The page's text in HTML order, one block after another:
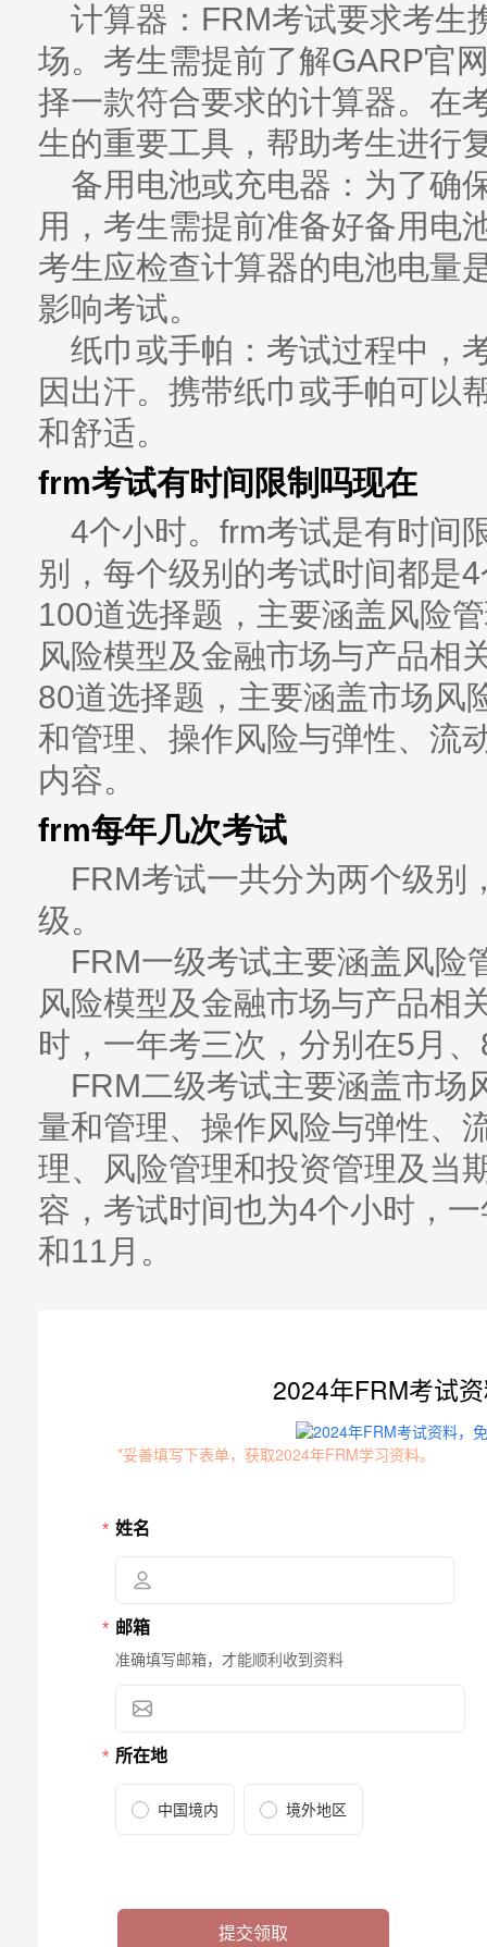
计算器：FRM考试要求考生
场。考生需提前了解GARP官
择一款符合要求的计算器。在
生的重要工具，帮助考生进行
备用电池或充电器：为了确
用，考生需提前准备好备用电
考生应检查计算器的电池电量
影响考试。
纸巾或手帕：考试过程中，
因出汗。携带纸巾或手帕可以
和舒适。
frm考试有时间限制吗现在
4个小时。frm考试是有时间
别，每个级别的考试时间都是
100道选择题，主要涵盖风险
风险模型及金融市场与产品相
80道选择题，主要涵盖市场风
和管理、操作风险与弹性、流
内容。‌
frm每年几次考试
FRM考试一共分为两个级别
级。
FRM一级考试主要涵盖风险
风险模型及金融市场与产品相
时，一年考三次，分别在5月
FRM二级考试主要涵盖市场
量和管理、操作风险与弹性、
理、风险管理和投资管理及当
容，考试时间也为4个小时，
和11月。